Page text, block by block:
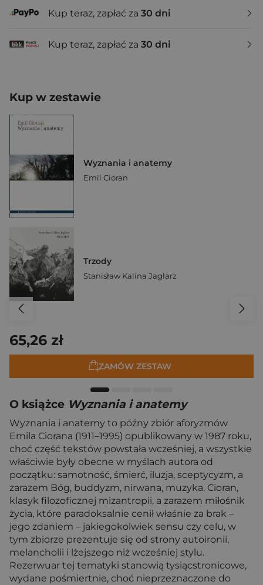
Kup teraz, zapłać za 30 dni
Kup teraz, zapłać za 30 dni
Kup w zestawie
Wyznania i anatemy
Emil Cioran
Trzody
Stanisław Kalina Jaglarz
65,26 zł
ZAMÓW ZESTAW
O książce Wyznania i anatemy
Wyznania i anatemy to późny zbiór aforyzmów
Emila Ciorana (1911–1995) opublikowany w 1987 roku,
choć część tekstów powstała wcześniej, a wszystkie
właściwie były obecne w myślach autora od
początku: samotność, śmierć, iluzja, sceptycyzm, a
zarazem Bóg, buddyzm, nirwana, muzyka. Cioran,
klasyk filozoficznej mizantropii, a zarazem miłośnik
życia, które paradoksalnie cenił właśnie za brak –
jego zdaniem – jakiegokolwiek sensu czy celu, w
tym zbiorze prezentuje się od strony autoironii,
melancholii i lżejszego niż wcześniej stylu.
Rezerwuar tej tematyki stanowią tysiącstronicowe,
wydane pośmiertnie, choć nieprzeznaczone do